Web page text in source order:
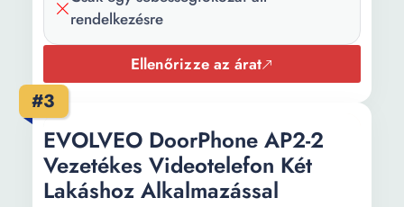
rendelkezésre
Ellenőrizze az árat
#3
EVOLVEO DoorPhone AP2-2
Vezetékes Videotelefon Két
Lakáshoz Alkalmazással